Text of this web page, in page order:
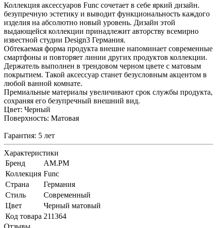
Коллекция аксессуаров Func сочетает в себе яркий дизайн.
безупречную эстетику и выводит функциональность каждого
изделия на абсолютно новый уровень. Дизайн этой
выдающейся коллекции принадлежит авторству всемирно
известной студии Design3 Германия.
Обтекаемая форма продукта внешне напоминает современные
смартфоны и повторяет линии других продуктов коллекции.
Держатель выполнен в трендовом черном цвете с матовым
покрытием. Такой аксессуар станет безусловным акцентом в
любой ванной комнате.
Премиальные материалы увеличивают срок службы продукта,
сохраняя его безупречный внешний вид.
Цвет: Черный
Поверхность: Матовая
Гарантия: 5 лет
Характеристики
Бренд
AM.PM
Коллекция Func
Страна
Германия
Стиль
Современный
Цвет
Черный матовый
Код товара 211364
Отзывы